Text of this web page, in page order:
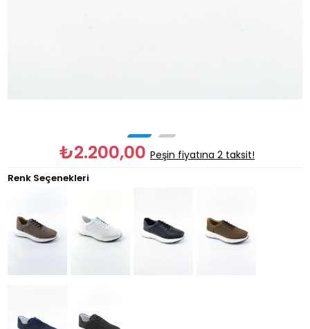
₺2.200,00 Peşin fiyatına 2 taksit!
Renk Seçenekleri